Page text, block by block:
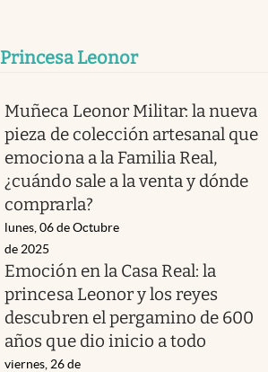
Princesa Leonor
Muñeca Leonor Militar: la nueva
pieza de colección artesanal que
emociona a la Familia Real,
¿cuándo sale a la venta y dónde
comprarla?
lunes, 06 de Octubre
de 2025
Emoción en la Casa Real: la
princesa Leonor y los reyes
descubren el pergamino de 600
años que dio inicio a todo
viernes, 26 de